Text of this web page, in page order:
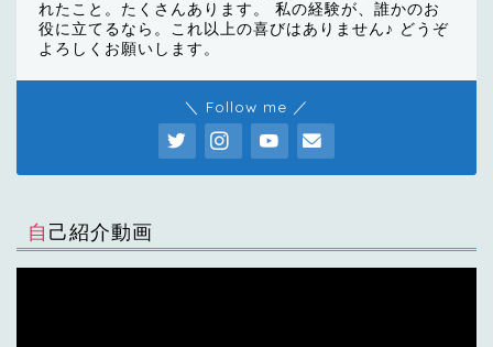
れたこと。たくさんあります。 私の経験が、誰かのお
役に立てるなら。これ以上の喜びはありません♪ どうぞ
よろしくお願いします。
＼ Follow me ／
自己紹介動画